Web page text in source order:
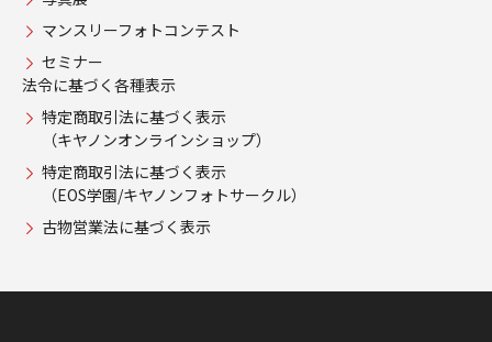
マンスリーフォトコンテスト
セミナー
法令に基づく各種表示
特定商取引法に基づく表示
（キヤノンオンラインショップ）
特定商取引法に基づく表示
（EOS学園/キヤノンフォトサークル）
古物営業法に基づく表示